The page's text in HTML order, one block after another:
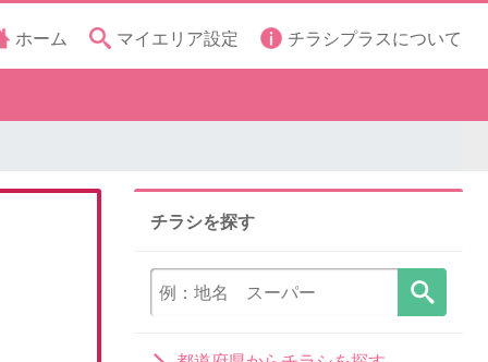
ホーム マイエリア設定 チラシプラスについて
チラシを探す